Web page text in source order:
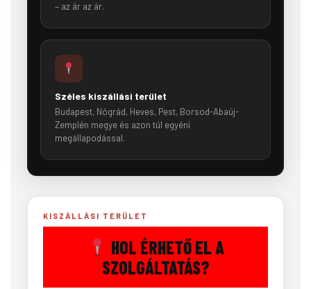
– az ár az ár.
Széles kiszállási terület
Budapest, Nógrád, Heves, Pest, Borsod-Abaúj-
Zemplén megye és azon túl egyéni
megállapodással.
KISZÁLLÁSI TERÜLET
HOL ÉRHETŐ EL A
SZOLGÁLTATÁS?